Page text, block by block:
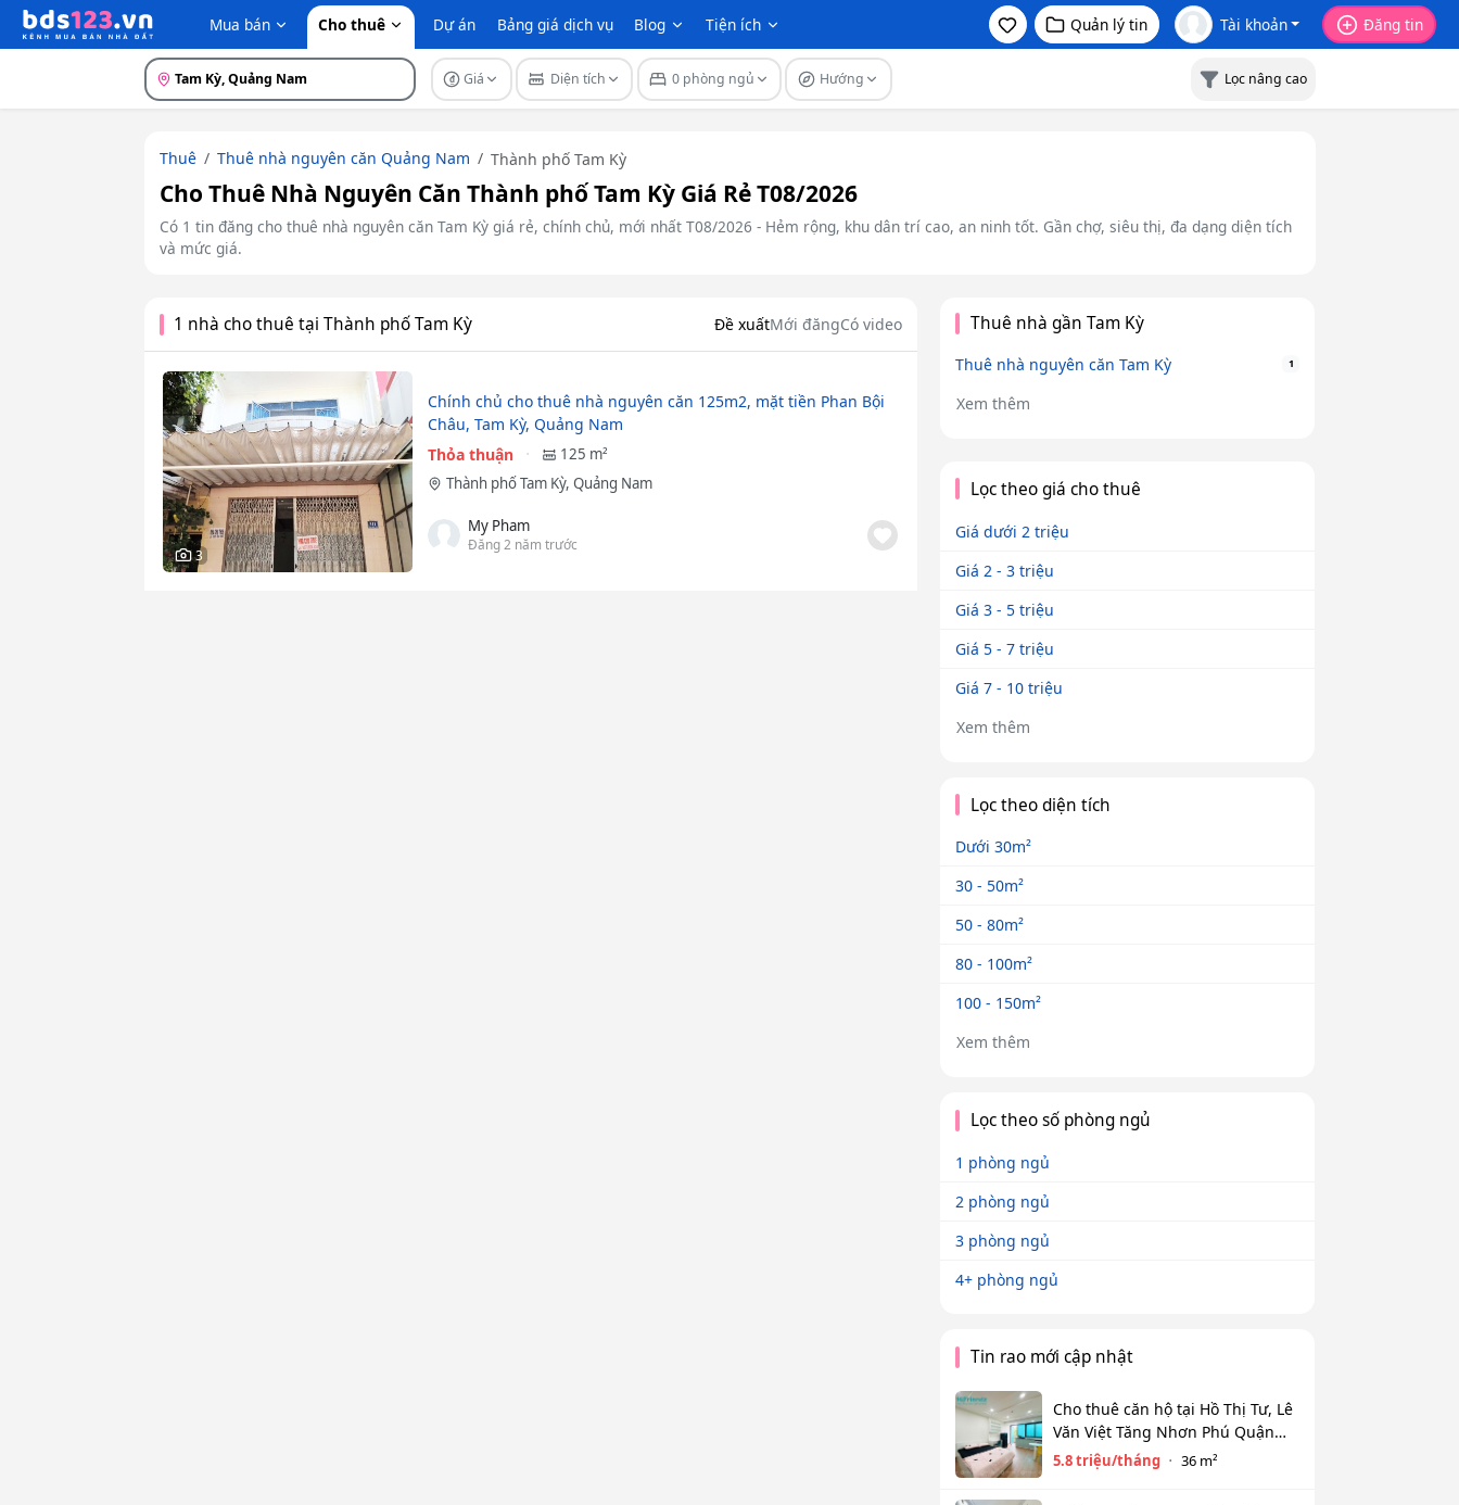
Mua bán Cho thuê Dự án Bảng giá dịch vụ Blog Tiện ích Quản lý tin Tài khoản Đăng tin
Tam Kỳ, Quảng Nam Giá Diện tích 0 phòng ngủ Hướng Lọc nâng cao
Thuê Thuê nhà nguyên căn Quảng Nam Thành phố Tam Kỳ
Cho Thuê Nhà Nguyên Căn Thành phố Tam Kỳ Giá Rẻ T08/2026
Có 1 tin đăng cho thuê nhà nguyên căn Tam Kỳ giá rẻ, chính chủ, mới nhất T08/2026 - Hẻm rộng, khu dân trí cao, an ninh tốt. Gần chợ, siêu thị, đa dạng diện tích
và mức giá.
1 nhà cho thuê tại Thành phố Tam Kỳ Đề xuấtMới đăngCó video
3
Chính chủ cho thuê nhà nguyên căn 125m2, mặt tiền Phan Bội
Châu, Tam Kỳ, Quảng Nam
Thỏa thuận
125 m²
Thành phố Tam Kỳ, Quảng Nam
My Pham
Đăng 2 năm trước
Thuê nhà gần Tam Kỳ
Thuê nhà nguyên căn Tam Kỳ 1
Xem thêm
Lọc theo giá cho thuê
Giá dưới 2 triệu
Giá 2 - 3 triệu
Giá 3 - 5 triệu
Giá 5 - 7 triệu
Giá 7 - 10 triệu
Xem thêm
Lọc theo diện tích
Dưới 30m²
30 - 50m²
50 - 80m²
80 - 100m²
100 - 150m²
Xem thêm
Lọc theo số phòng ngủ
1 phòng ngủ
2 phòng ngủ
3 phòng ngủ
4+ phòng ngủ
Tin rao mới cập nhật
Cho thuê căn hộ tại Hồ Thị Tư, Lê
Văn Việt Tăng Nhơn Phú Quận
9(cũ) Thủ Đức giá 5,8tr diện tích
5.8 triệu/tháng 36 m²